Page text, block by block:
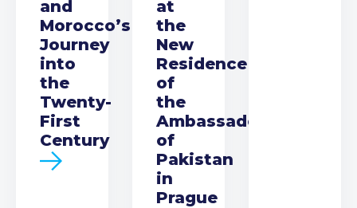
and
Morocco’s
Journey
into
the
Twenty-
First
Century
at
the
New
Residence
of
the
Ambassador
of
Pakistan
in
Prague